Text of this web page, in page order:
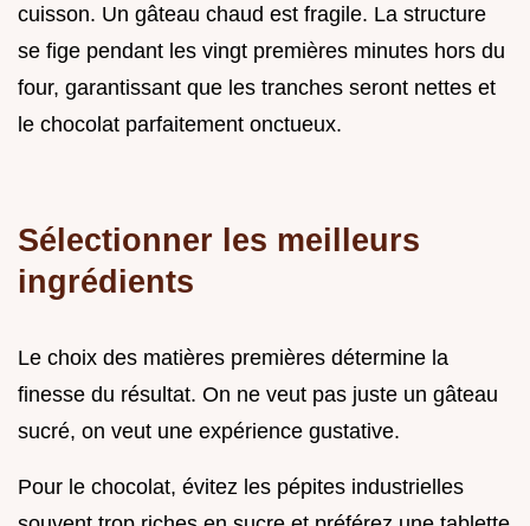
cuisson. Un gâteau chaud est fragile. La structure
se fige pendant les vingt premières minutes hors du
four, garantissant que les tranches seront nettes et
le chocolat parfaitement onctueux.
Sélectionner les meilleurs
ingrédients
Le choix des matières premières détermine la
finesse du résultat. On ne veut pas juste un gâteau
sucré, on veut une expérience gustative.
Pour le chocolat, évitez les pépites industrielles